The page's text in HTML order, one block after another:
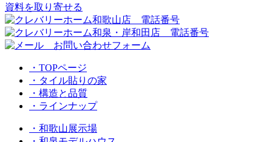
資料を取り寄せる
・TOPページ
・タイル貼りの家
・構造と品質
・ラインナップ
・和歌山展示場